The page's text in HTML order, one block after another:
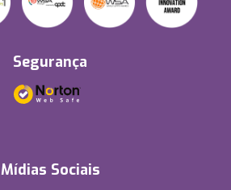
Segurança
Mídias Sociais